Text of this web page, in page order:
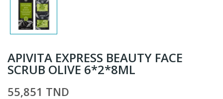
APIVITA EXPRESS BEAUTY FACE
SCRUB OLIVE 6*2*8ML
55,851 TND